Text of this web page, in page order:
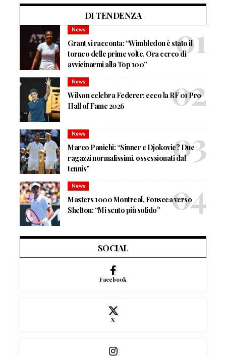
DI TENDENZA
News
Grant si racconta: “Wimbledon è stato il
torneo delle prime volte. Ora cerco di
avvicinarmi alla Top 100”
News
Wilson celebra Federer: ecco la RF 01 Pro
Hall of Fame 2026
News
Marco Panichi: “Sinner e Djokovic? Due
ragazzi normalissimi, ossessionati dal
tennis”
News
Masters 1000 Montreal, Fonseca verso
Shelton: “Mi sento più solido”
SOCIAL
Facebook
X